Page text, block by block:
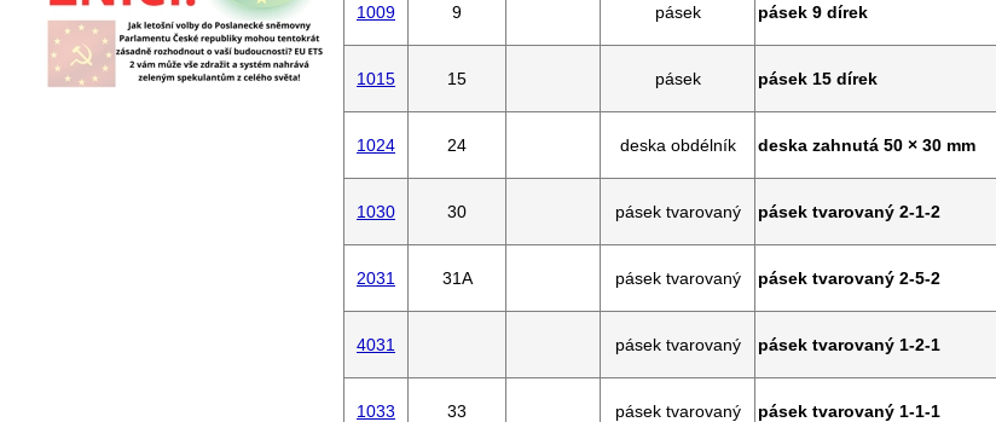
1009 9 pásek pásek 9 dírek
1015 15 pásek pásek 15 dírek
1024 24 deska obdélník deska zahnutá 50 × 30 mm
1030 30 pásek tvarovaný pásek tvarovaný 2-1-2
2031 31A pásek tvarovaný pásek tvarovaný 2-5-2
4031 pásek tvarovaný pásek tvarovaný 1-2-1
1033 33 pásek tvarovaný pásek tvarovaný 1-1-1